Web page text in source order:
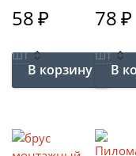
30*40*250
0 УЦЕНКА
58₽
шт
0
78₽
шт